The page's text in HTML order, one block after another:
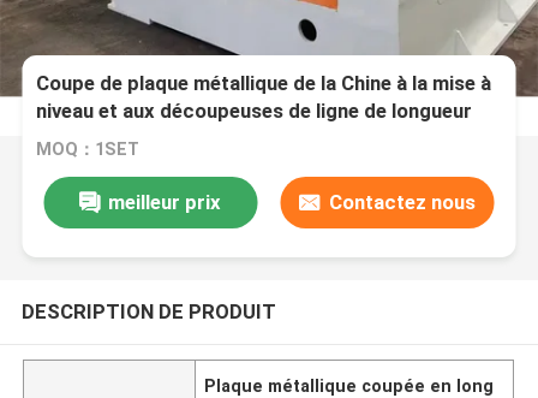
Coupe de plaque métallique de la Chine à la mise à
niveau et aux découpeuses de ligne de longueur
MOQ：1SET
meilleur prix Contactez nous
DESCRIPTION DE PRODUIT
Plaque métallique coupée en long